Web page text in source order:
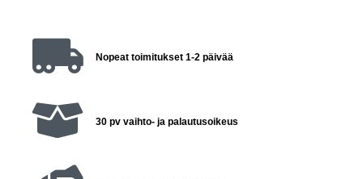
Nopeat toimitukset 1-2 päivää
30 pv vaihto- ja palautusoikeus